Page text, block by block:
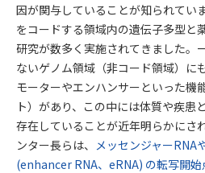
因が関与していることが知られてい
をコードする領域内の遺伝子多型と
研究が数多く実施されてきました。
ないゲノム領域（非コード領域）に
モーターやエンハンサーといった機
ト）があり、この中には体質や疾患
存在していることが近年明らかにさ
ンター長らは、
メッセンジャーRNA
(enhancer RNA、eRNA) の転写開